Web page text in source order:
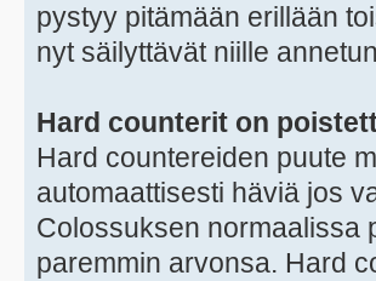
pystyy pitämään erillään
nyt säilyttävät niille
Hard counterit on
Hard countereiden puute
automaattisesti häviä jos
Colossuksen normaalissa
paremmin arvonsa. Hard